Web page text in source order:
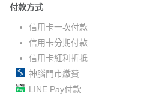
付款方式
信用卡一次付款
信用卡分期付款
信用卡紅利折抵
神腦門市繳費
LINE Pay付款